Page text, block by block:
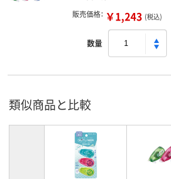
販売価格： ￥1,243 (税込)
数量
類似商品と比較